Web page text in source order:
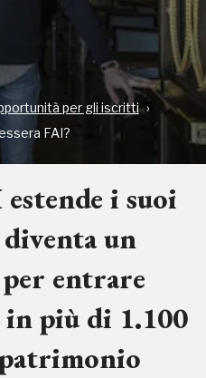
per gli iscritti
FAI?
estende i suoi
un
entrare
più di 1.100